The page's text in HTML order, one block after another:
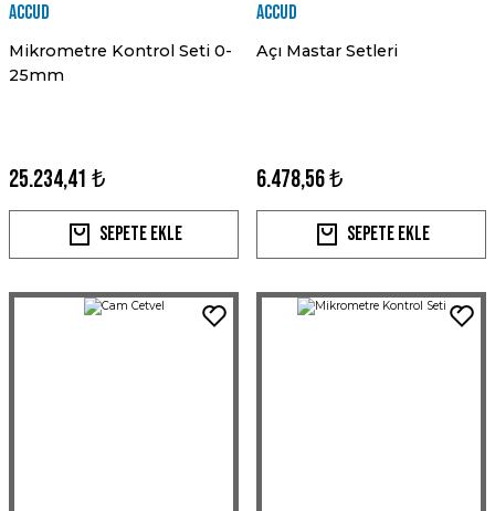
Accud
Mikrometre Kontrol Seti 0-
25mm
25.234,41 ₺
Sepete Ekle
Accud
Açı Mastar Setleri
6.478,56 ₺
Sepete Ekle